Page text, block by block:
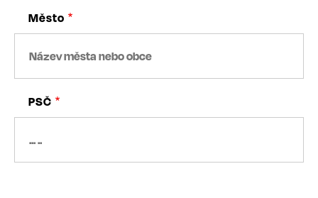
Město
PSČ